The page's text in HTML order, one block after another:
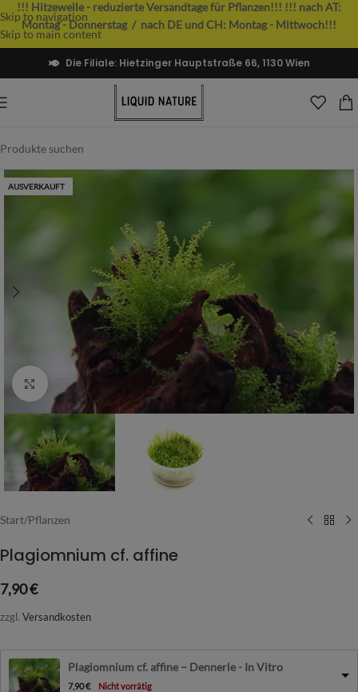
Skip to navigation
Skip to main content
!!! Hitzewelle - reduzierte Versandtage für Pflanzen!!! !!! nach AT:
Montag - Donnerstag / nach DE und CH: Montag - Mittwoch!!!
Die Filiale: Hietzinger Hauptstraße 66, 1130 Wien
AUSVERKAUFT
Vergrößern
Start/Pflanzen
Plagiomnium cf. affine
7,90€
zzgl. Versandkosten
Plagiomnium cf. affine – Dennerle - In Vitro
7,90€ Nicht vorrätig